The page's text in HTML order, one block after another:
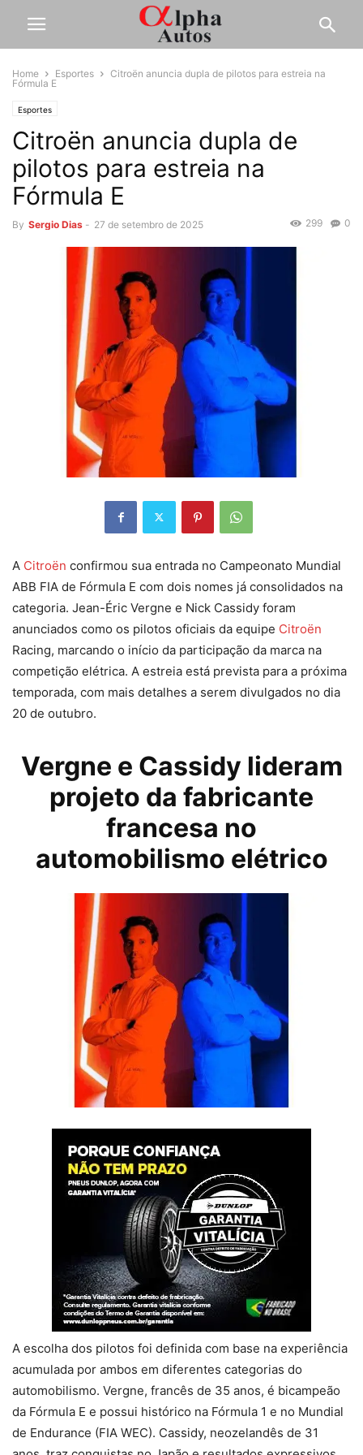
Home Esportes
Citroën anuncia dupla de pilotos para estreia na
Fórmula E
Esportes
Citroën anuncia dupla de
pilotos para estreia na
Fórmula E
By Sergio Dias - 27 de setembro de 2025 0
299
A Citroën confirmou sua entrada no Campeonato Mundial
ABB FIA de Fórmula E com dois nomes já consolidados na
categoria. Jean-Éric Vergne e Nick Cassidy foram
anunciados como os pilotos oficiais da equipe Citroën
Racing, marcando o início da participação da marca na
competição elétrica. A estreia está prevista para a próxima
temporada, com mais detalhes a serem divulgados no dia
20 de outubro.
Vergne e Cassidy lideram
projeto da fabricante
francesa no
automobilismo elétrico
A escolha dos pilotos foi definida com base na experiência
acumulada por ambos em diferentes categorias do
automobilismo. Vergne, francês de 35 anos, é bicampeão
da Fórmula E e possui histórico na Fórmula 1 e no Mundial
de Endurance (FIA WEC). Cassidy, neozelandês de 31